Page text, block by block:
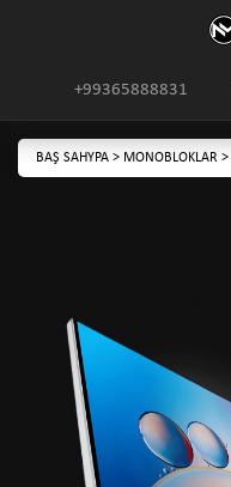
+99365888831
BAŞ SAHYPA > MONOBLOKLAR >